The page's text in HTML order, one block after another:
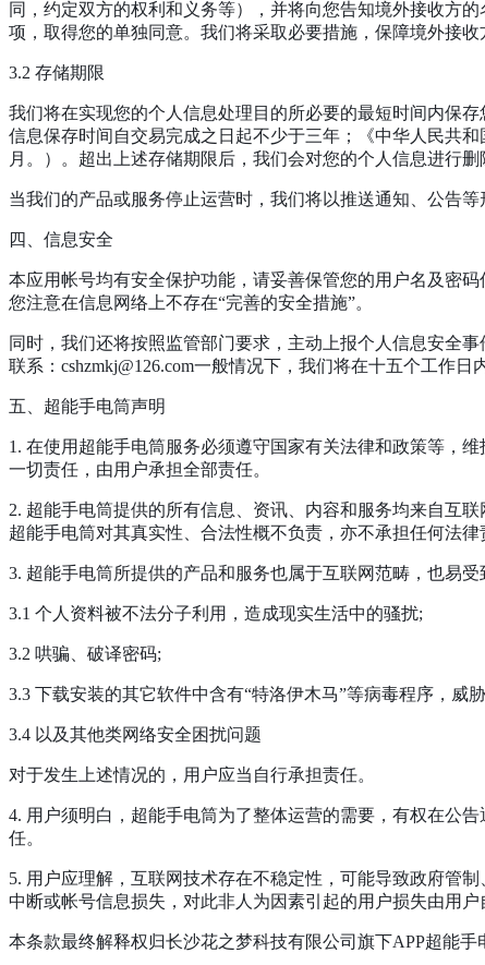
同，约定双方的权利和义务等），并将向您告知境外接收方
项，取得您的单独同意。我们将采取必要措施，保障境外接
3.2 存储期限
我们将在实现您的个人信息处理目的所必要的最短时间内保
信息保存时间自交易完成之日起不少于三年；《中华人民共
月。）。超出上述存储期限后，我们会对您的个人信息进行删
当我们的产品或服务停止运营时，我们将以推送通知、公告
四、信息安全
本应用帐号均有安全保护功能，请妥善保管您的用户名及密
您注意在信息网络上不存在“完善的安全措施”。
同时，我们还将按照监管部门要求，主动上报个人信息安全
联系：cshzmkj@126.com一般情况下，我们将在十五个工作日
五、超能手电筒声明
1. 在使用超能手电筒服务必须遵守国家有关法律和政策等，
一切责任，由用户承担全部责任。
2. 超能手电筒提供的所有信息、资讯、内容和服务均来自互
超能手电筒对其真实性、合法性概不负责，亦不承担任何法律
3. 超能手电筒所提供的产品和服务也属于互联网范畴，也易
3.1 个人资料被不法分子利用，造成现实生活中的骚扰;
3.2 哄骗、破译密码;
3.3 下载安装的其它软件中含有“特洛伊木马”等病毒程序，威
3.4 以及其他类网络安全困扰问题
对于发生上述情况的，用户应当自行承担责任。
4. 用户须明白，超能手电筒为了整体运营的需要，有权在公
任。
5. 用户应理解，互联网技术存在不稳定性，可能导致政府管
中断或帐号信息损失，对此非人为因素引起的用户损失由用户
本条款最终解释权归长沙花之梦科技有限公司旗下APP超能手